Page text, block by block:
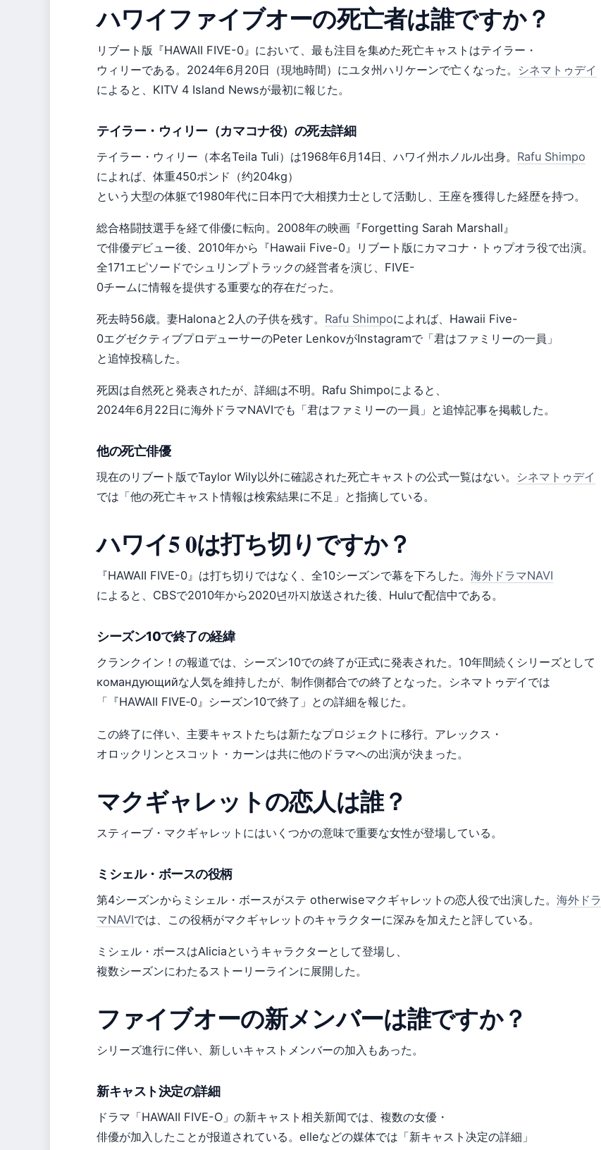
ハワイファイブオーの死亡者は誰ですか？
リブート版『HAWAII FIVE-0』において、最も注目を集めた死亡キャストはテイラー・
ウィリーである。2024年6月20日（現地時間）にユタ州ハリケーンで亡くなった。 シネマトゥデイ
によると、KITV 4 Island Newsが最初に報じた。
テイラー・ウィリー（カマコナ役）の死去詳細
テイラー・ウィリー（本名Teila Tuli）は1968年6月14日、ハワイ州ホノルル出身。 Rafu Shimpo
によれば、体重450ポンド（约204kg）
という大型の体躯で1980年代に日本円で大相撲力士として活動し、王座を獲得した経歴を持つ。
総合格闘技選手を経て俳優に転向。2008年の映画『Forgetting Sarah Marshall』
で俳優デビュー後、2010年から『Hawaii Five-0』リブート版にカマコナ・トゥプオラ役で出演。
全171エピソードでシュリンプトラックの経営者を演じ、FIVE-
0チームに情報を提供する重要な的存在だった。
死去時56歳。妻Halonaと2人の子供を残す。 Rafu Shimpoによれば、Hawaii Five-
0エグゼクティブプロデューサーのPeter LenkovがInstagramで「君はファミリーの一員」
と追悼投稿した。
死因は自然死と発表されたが、詳細は不明。Rafu Shimpoによると、
2024年6月22日に海外ドラマNAVIでも「君はファミリーの一員」と追悼記事を掲載した。
他の死亡俳優
現在のリブート版でTaylor Wily以外に確認された死亡キャストの公式一覧はない。 シネマトゥデイ
では「他の死亡キャスト情報は検索結果に不足」と指摘している。
ハワイ5 0は打ち切りですか？
『HAWAII FIVE-0』は打ち切りではなく、全10シーズンで幕を下ろした。 海外ドラマNAVI
によると、CBSで2010年から2020년까지放送された後、Huluで配信中である。
シーズン10で終了の経緯
クランクイン！の報道では、シーズン10での終了が正式に発表された。10年間続くシリーズとして
командующийな人気を維持したが、制作側都合での終了となった。シネマトゥデイでは
「『HAWAII FIVE‐0』シーズン10で終了」との詳細を報じた。
この終了に伴い、主要キャストたちは新たなプロジェクトに移行。アレックス・
オロックリンとスコット・カーンは共に他のドラマへの出演が決まった。
マクギャレットの恋人は誰？
スティーブ・マクギャレットにはいくつかの意味で重要な女性が登場している。
ミシェル・ボースの役柄
第4シーズンからミシェル・ボースがステ otherwiseマクギャレットの恋人役で出演した。 海外ドラ
マNAVIでは、この役柄がマクギャレットのキャラクターに深みを加えたと評している。
ミシェル・ボースはAliciaというキャラクターとして登場し、
複数シーズンにわたるストーリーラインに展開した。
ファイブオーの新メンバーは誰ですか？
シリーズ進行に伴い、新しいキャストメンバーの加入もあった。
新キャスト決定の詳細
ドラマ「HAWAII FIVE-O」の新キャスト相关新闻では、複数の女優・
俳優が加入したことが报道されている。elleなどの媒体では「新キャスト决定の詳細」